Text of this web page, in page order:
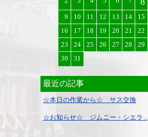
9 10 11 12 13 14
15
16
17 18 19 20 21
22
23
24 25 26 27 28
29
30
31
最近の記事
☆本日の作業から☆ サス交換
☆お知らせ☆ ジムニー・シエラ ..